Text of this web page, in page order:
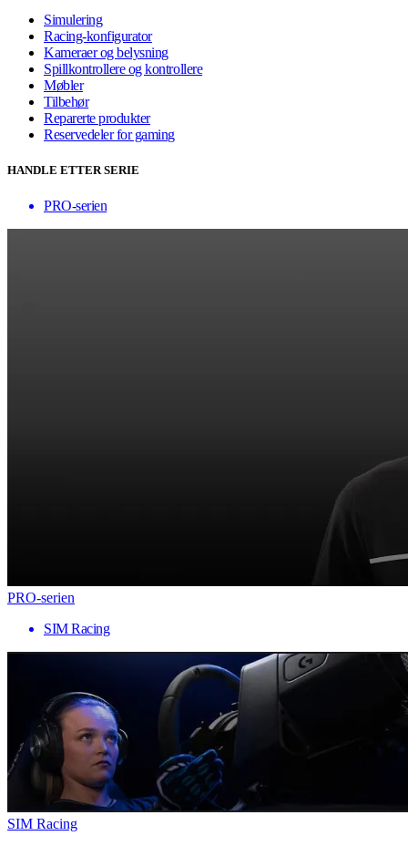
Simulering
Racing-konfigurator
Kameraer og belysning
Spillkontrollere og kontrollere
Møbler
Tilbehør
Reparerte produkter
Reservedeler for gaming
HANDLE ETTER SERIE
PRO-serien
PRO-serien
SIM Racing
SIM Racing